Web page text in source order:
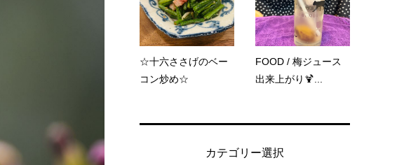
☆十六ささげのベー
コン炒め☆
FOOD / 梅ジュース
出来上がり🍹...
カテゴリー選択